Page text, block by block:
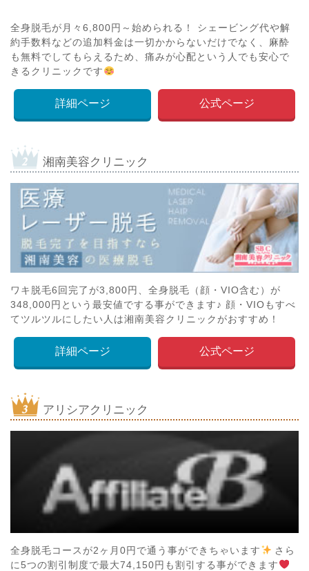
全身脱毛が月々6,800円～始められる！ シェービング代や解
約手数料などの追加料金は一切かからないだけでなく、麻酔
も無料でしてもらえるため、痛みが心配という人でも安心で
きるクリニックです
詳細ページ 公式ページ
湘南美容クリニック
ワキ脱毛6回完了が3,800円、全身脱毛（顔・VIO含む）が
348,000円という最安値でする事ができます♪ 顔・VIOもすべ
てツルツルにしたい人は湘南美容クリニックがおすすめ！
詳細ページ 公式ページ
アリシアクリニック
全身脱毛コースが2ヶ月0円で通う事ができちゃいます
さら
に5つの割引制度で最大74,150円も割引する事ができます